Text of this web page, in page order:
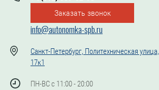
Заказать звонок
info@autonomka-spb.ru
Санкт-Петербург, Политехническая улица,
17к1
ПН-ВС с 11:00 - 20:00